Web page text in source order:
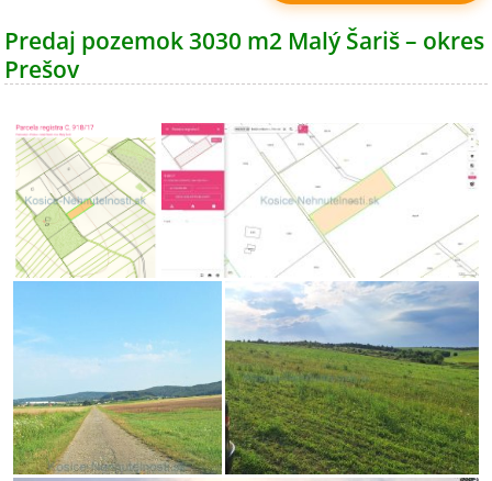
Predaj pozemok 3030 m2 Malý Šariš – okres
Prešov